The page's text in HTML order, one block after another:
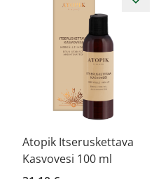
Atopik Itseruskettava
Kasvovesi 100 ml